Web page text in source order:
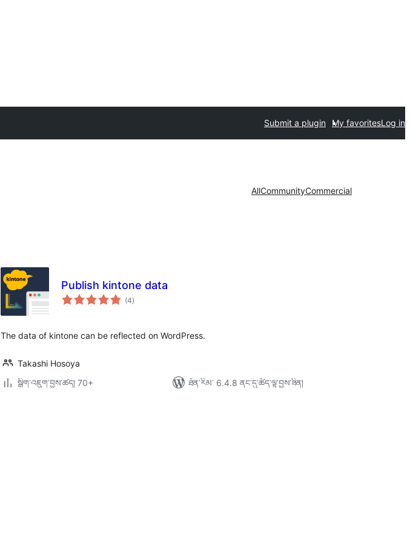
Submit a plugin My favoritesLog in
AllCommunityCommercial
Publish kintone data
(4གདེང་
འཇོག་
)
The data of kintone can be reflected on WordPress.
Takashi Hosoya
སྒྲིག་འཇུག་བྱས་ཚད། 70+
ཐོན་རིམ་ 6.4.8 ནང་དུ་ཚོད་ལྟ་བྱས་ཟིན།